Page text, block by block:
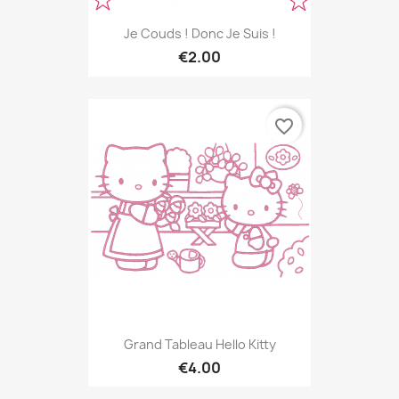
Je Couds ! Donc Je Suis !
€2.00
Grand Tableau Hello Kitty
€4.00
favorite_border